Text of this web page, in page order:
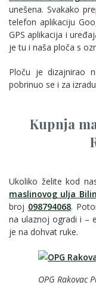
unešena. Svakako
telefon aplikaciju
GPS aplikacija i
je tu i naša ploča s
Ploču je dizajnirao
pobrinuo se i za
Kupnja
Ukoliko želite kod
maslinovog ulja
broj 098794068.
na ulaznoj ogradi i –
je na dohvat ruke.
OPG Rakovac